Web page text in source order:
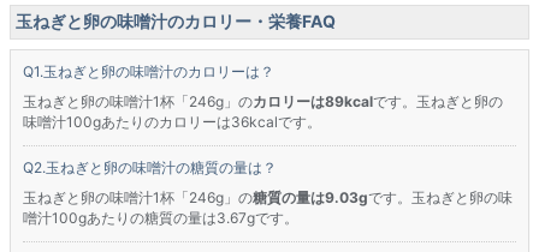
玉ねぎと卵の味噌汁のカロリー・栄養FAQ
玉ねぎと卵の味噌汁のカロリーは？
玉ねぎと卵の味噌汁1杯「246g」のカロリーは89kcalです。玉ねぎと卵の
味噌汁100gあたりのカロリーは36kcalです。
玉ねぎと卵の味噌汁の糖質の量は？
玉ねぎと卵の味噌汁1杯「246g」の糖質の量は9.03gです。玉ねぎと卵の味
噌汁100gあたりの糖質の量は3.67gです。